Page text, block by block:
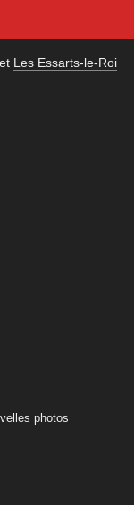
et Les Essarts-le-Roi
photos